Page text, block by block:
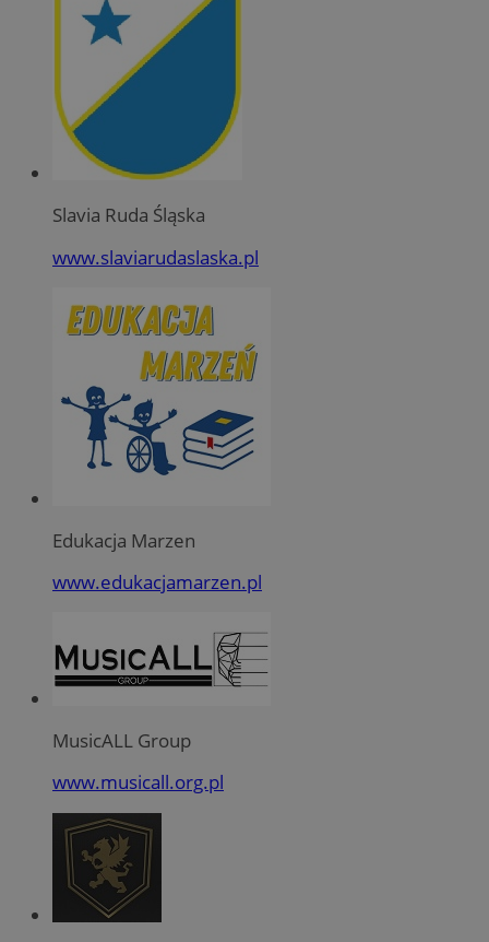
Slavia Ruda Śląska
www.slaviarudaslaska.pl
Edukacja Marzen
www.edukacjamarzen.pl
MusicALL Group
www.musicall.org.pl